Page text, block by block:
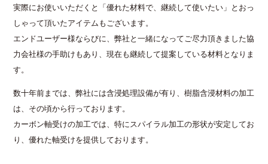
実際にお使いいただくと「優れた材料で、継続して使いたい」とおっ
しゃって頂いたアイテムもございます。
エンドユーザー様ならびに、弊社と一緒になってご尽力頂きました協
力会社様の手助けもあり、現在も継続して提案している材料となりま
す。
数十年前までは、弊社には含浸処理設備が有り、樹脂含浸材料の加工
は、その頃から行っております。
カーボン軸受けの加工では、特にスパイラル加工の形状が安定してお
り、優れた軸受けを提供しております。